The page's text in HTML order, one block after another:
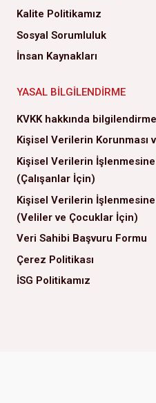
Kalite Politikamız
Sosyal Sorumluluk
İnsan Kaynakları
YASAL BILGILENDIRME
KVKK hakkında bilgilendirme
Kişisel Verilerin Korunması
Kişisel Verilerin
(Çalışanlar İçin)
Kişisel Verilerin
(Veliler ve Çocuklar İçin)
Veri Sahibi Başvuru Formu
Çerez Politikası
İSG Politikamız